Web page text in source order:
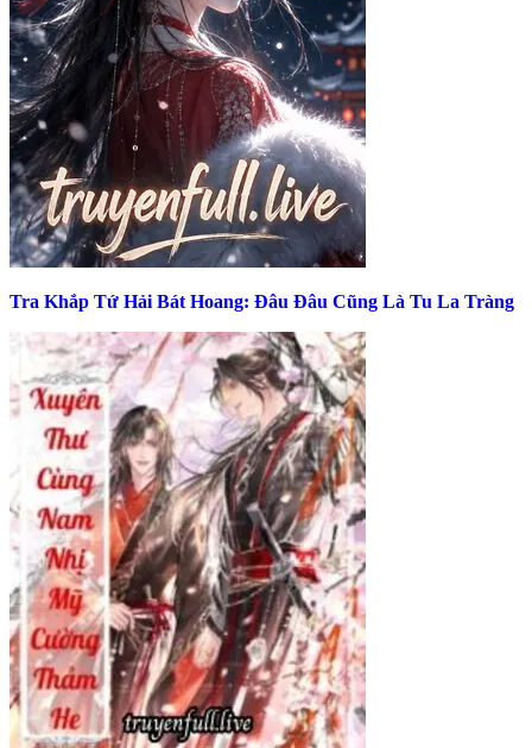
Tra Khắp Tứ Hải Bát Hoang: Đâu Đâu Cũng Là Tu La Tràng